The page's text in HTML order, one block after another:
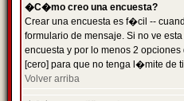
�C�mo creo una encuesta?
Crear una encuesta es f�cil --
formulario de mensaje. Si no ve
encuesta y por lo menos 2
[cero] para que no tenga l�mite de
Volver arriba